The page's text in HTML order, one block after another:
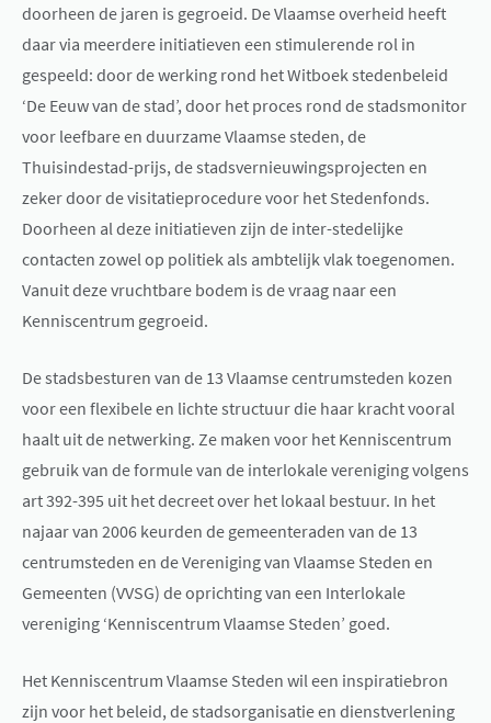
doorheen de jaren is gegroeid. De Vlaamse overheid heeft
daar via meerdere initiatieven een stimulerende rol in
gespeeld: door de werking rond het Witboek stedenbeleid
‘De Eeuw van de stad’, door het proces rond de stadsmonitor
voor leefbare en duurzame Vlaamse steden, de
Thuisindestad-prijs, de stadsvernieuwingsprojecten en
zeker door de visitatieprocedure voor het Stedenfonds.
Doorheen al deze initiatieven zijn de inter-stedelijke
contacten zowel op politiek als ambtelijk vlak toegenomen.
Vanuit deze vruchtbare bodem is de vraag naar een
Kenniscentrum gegroeid.
De stadsbesturen van de 13 Vlaamse centrumsteden kozen
voor een flexibele en lichte structuur die haar kracht vooral
haalt uit de netwerking. Ze maken voor het Kenniscentrum
gebruik van de formule van de interlokale vereniging volgens
art 392-395 uit het decreet over het lokaal bestuur. In het
najaar van 2006 keurden de gemeenteraden van de 13
centrumsteden en de Vereniging van Vlaamse Steden en
Gemeenten (VVSG) de oprichting van een Interlokale
vereniging ‘Kenniscentrum Vlaamse Steden’ goed.
Het Kenniscentrum Vlaamse Steden wil een inspiratiebron
zijn voor het beleid, de stadsorganisatie en dienstverlening